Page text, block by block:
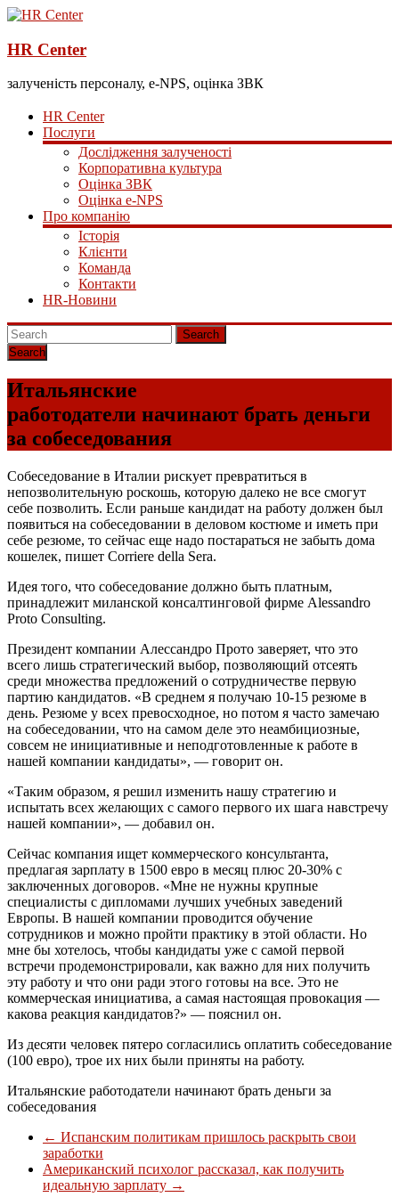
HR Center
залученість персоналу, e-NPS, оцінка ЗВК
HR Center
Послуги
Дослідження залученості
Корпоративна культура
Оцінка ЗВК
Оцінка e-NPS
Про компанію
Історія
Клієнти
Команда
Контакти
HR-Новини
Search
Итальянские
работодатели начинают брать деньги
за собеседования
Собеседование в Италии рискует превратиться в
непозволительную роскошь, которую далеко не все смогут
себе позволить. Если раньше кандидат на работу должен был
появиться на собеседовании в деловом костюме и иметь при
себе резюме, то сейчас еще надо постараться не забыть дома
кошелек, пишет Corriere della Sera.
Идея того, что собеседование должно быть платным,
принадлежит миланской консалтинговой фирме Alessandro
Proto Consulting.
Президент компании Алессандро Прото заверяет, что это
всего лишь стратегический выбор, позволяющий отсеять
среди множества предложений о сотрудничестве первую
партию кандидатов. «В среднем я получаю 10-15 резюме в
день. Резюме у всех превосходное, но потом я часто замечаю
на собеседовании, что на самом деле это неамбициозные,
совсем не инициативные и неподготовленные к работе в
нашей компании кандидаты», — говорит он.
«Таким образом, я решил изменить нашу стратегию и
испытать всех желающих с самого первого их шага навстречу
нашей компании», — добавил он.
Сейчас компания ищет коммерческого консультанта,
предлагая зарплату в 1500 евро в месяц плюс 20-30% с
заключенных договоров. «Мне не нужны крупные
специалисты с дипломами лучших учебных заведений
Европы. В нашей компании проводится обучение
сотрудников и можно пройти практику в этой области. Но
мне бы хотелось, чтобы кандидаты уже с самой первой
встречи продемонстрировали, как важно для них получить
эту работу и что они ради этого готовы на все. Это не
коммерческая инициатива, а самая настоящая провокация —
какова реакция кандидатов?» — пояснил он.
Из десяти человек пятеро согласились оплатить собеседование
(100 евро), трое их них были приняты на работу.
Итальянские работодатели начинают брать деньги за
собеседования
← Испанским политикам пришлось раскрыть свои
заработки
Американский психолог рассказал, как получить
идеальную зарплату →